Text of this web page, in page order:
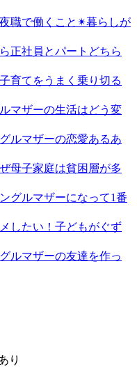
職で働くこと✴︎暮らしが
正社員とパートどちら
育てをうまく乗り切る
マザーの生活はどう変
ルマザーの恋愛あるあ
母子家庭は貧困層が多
グルマザーになって1番
したい！子どもがぐず
ルマザーの友達を作っ
り